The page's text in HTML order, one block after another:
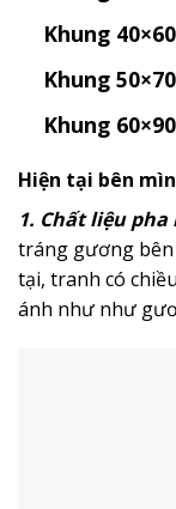
Khung
Khung
Khung
Hiện tại bên
1. Chất liệu
tráng gương bên
tại, tranh có
ánh như như